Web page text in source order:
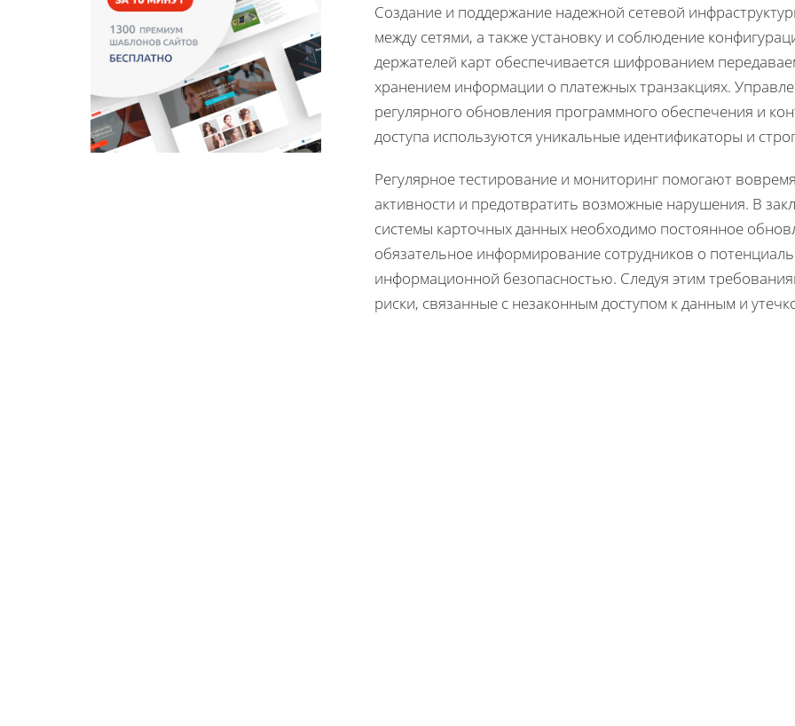
Создание и поддержание надежной сетевой
между сетями, а также установку и соблюдение
держателей карт обеспечивается шифрованием
хранением информации о платежных транзакциях.
регулярного обновления программного обеспечения и
доступа используются уникальные идентификаторы и
Регулярное тестирование и мониторинг помогают
активности и предотвратить возможные нарушения. В
системы карточных данных необходимо постоянное
обязательное информирование сотрудников о
информационной безопасностью. Следуя этим
риски, связанные с незаконным доступом к данным и